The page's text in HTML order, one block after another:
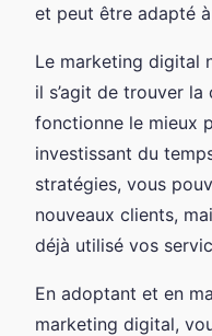
et peut être adapté
Le marketing digital
il s’agit de trouver la
fonctionne le mieux
investissant du
stratégies, vous
nouveaux clients,
déjà utilisé vos
En adoptant et en
marketing digital,